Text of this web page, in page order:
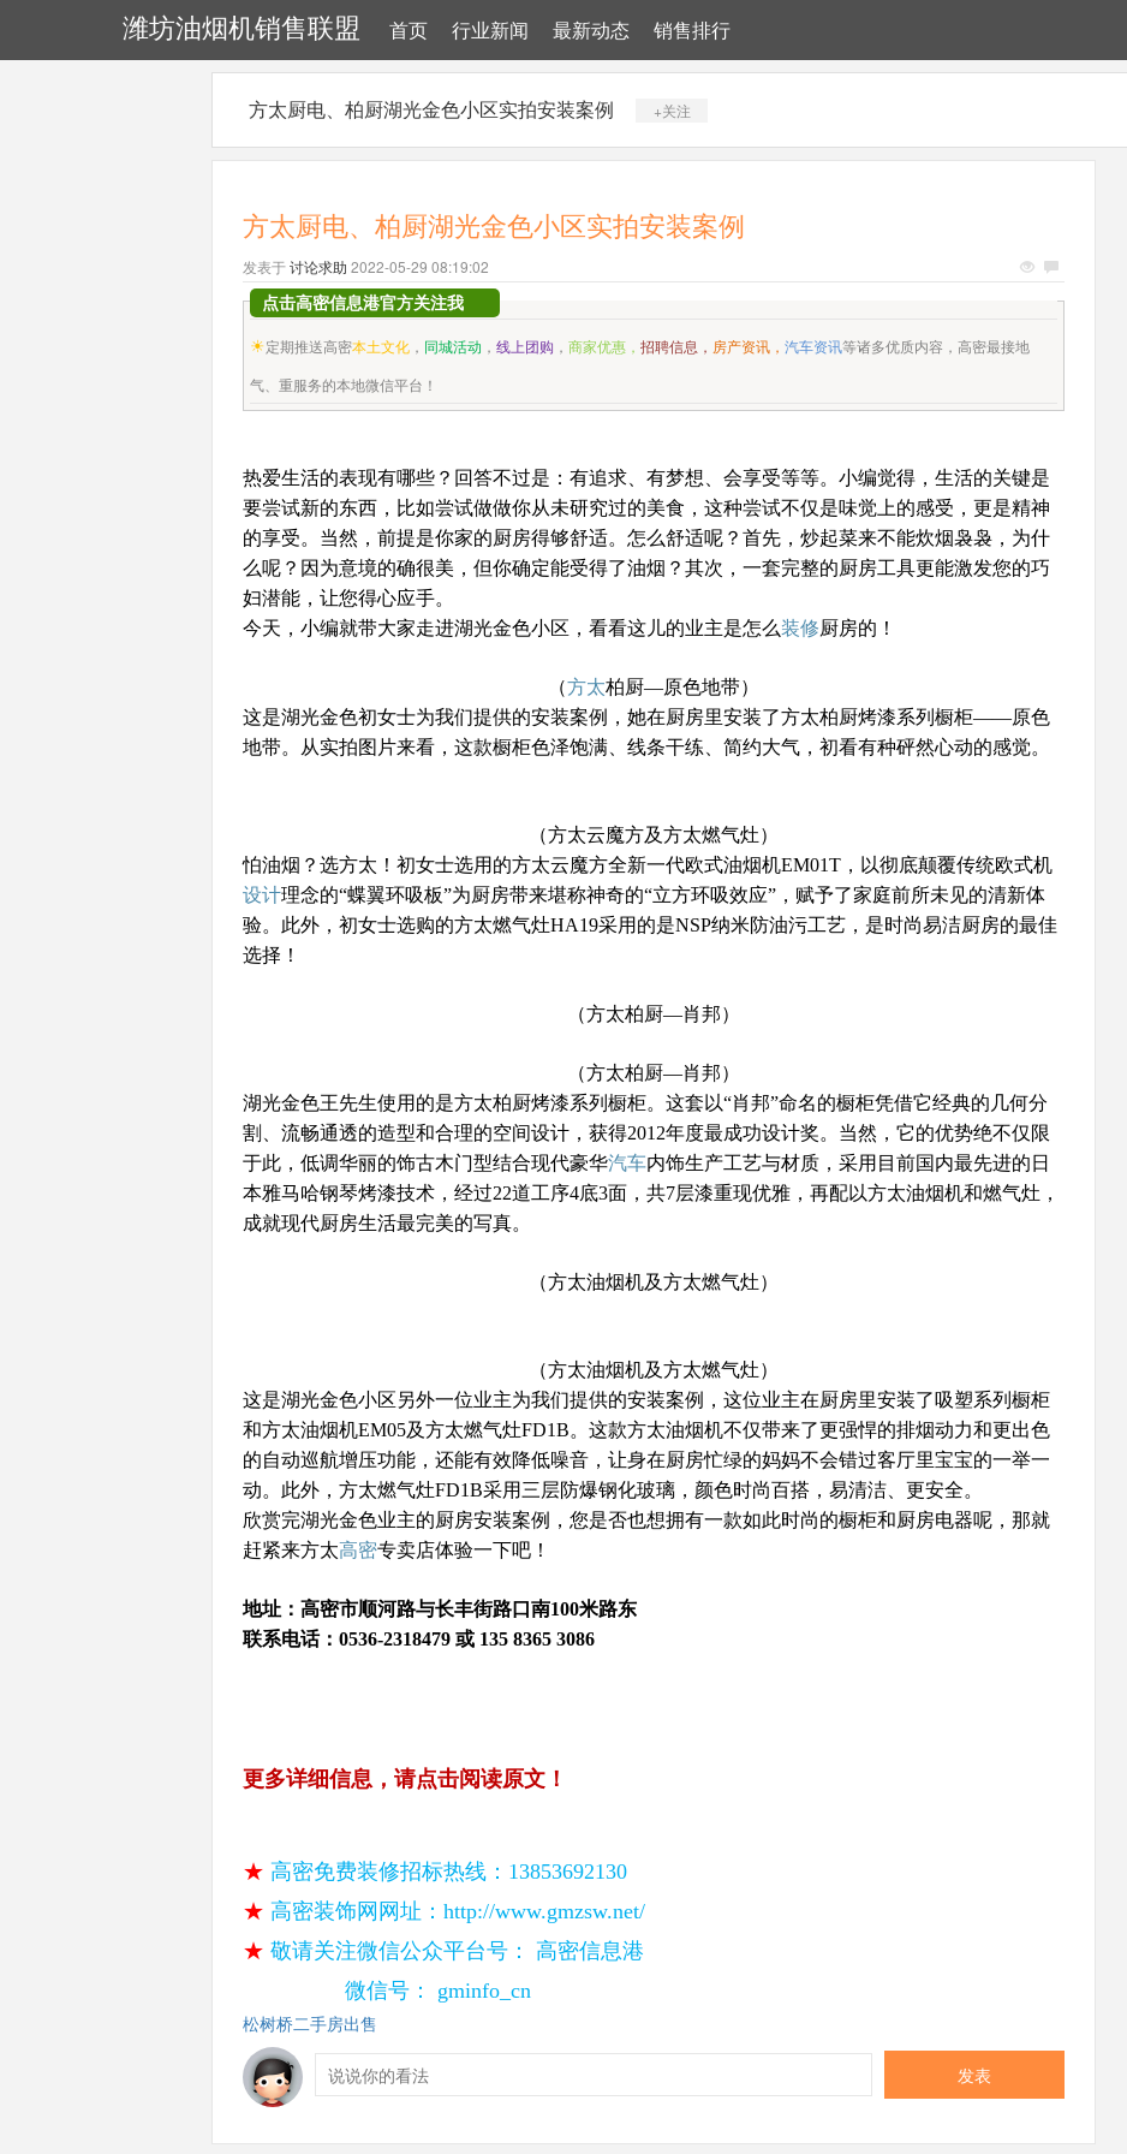
潍坊油烟机销售联盟 首页 行业新闻 最新动态 销售排行
方太厨电、柏厨湖光金色小区实拍安装案例 +关注
方太厨电、柏厨湖光金色小区实拍安装案例
发表于讨论求助 2022-05-29 08:19:02
点击高密信息港官方关注我
☀定期推送高密本土文化 ， 同城活动 ，线上团购 ，商家优惠，招聘信息， 房产资讯，汽车资讯等诸多优质内容，高密最接地
气、重服务的本地微信平台！
热爱生活的表现有哪些？回答不过是：有追求、有梦想、会享受等等。小编觉得，生活的关键是
要尝试新的东西，比如尝试做做你从未研究过的美食，这种尝试不仅是味觉上的感受，更是精神
的享受。当然，前提是你家的厨房得够舒适。怎么舒适呢？首先，炒起菜来不能炊烟袅袅，为什
么呢？因为意境的确很美，但你确定能受得了油烟？其次，一套完整的厨房工具更能激发您的巧
妇潜能，让您得心应手。
今天，小编就带大家走进湖光金色小区，看看这儿的业主是怎么装修厨房的！
（方太柏厨—原色地带）
这是湖光金色初女士为我们提供的安装案例，她在厨房里安装了方太柏厨烤漆系列橱柜——原色
地带。从实拍图片来看，这款橱柜色泽饱满、线条干练、简约大气，初看有种砰然心动的感觉。
（方太云魔方及方太燃气灶）
怕油烟？选方太！初女士选用的方太云魔方全新一代欧式油烟机EM01T，以彻底颠覆传统欧式机
设计理念的“蝶翼环吸板”为厨房带来堪称神奇的“立方环吸效应”，赋予了家庭前所未见的清新体
验。此外，初女士选购的方太燃气灶HA19采用的是NSP纳米防油污工艺，是时尚易洁厨房的最佳
选择！
（方太柏厨—肖邦）
（方太柏厨—肖邦）
湖光金色王先生使用的是方太柏厨烤漆系列橱柜。这套以“肖邦”命名的橱柜凭借它经典的几何分
割、流畅通透的造型和合理的空间设计，获得2012年度最成功设计奖。当然，它的优势绝不仅限
于此，低调华丽的饰古木门型结合现代豪华汽车内饰生产工艺与材质，采用目前国内最先进的日
本雅马哈钢琴烤漆技术，经过22道工序4底3面，共7层漆重现优雅，再配以方太油烟机和燃气灶，
成就现代厨房生活最完美的写真。
（方太油烟机及方太燃气灶）
（方太油烟机及方太燃气灶）
这是湖光金色小区另外一位业主为我们提供的安装案例，这位业主在厨房里安装了吸塑系列橱柜
和方太油烟机EM05及方太燃气灶FD1B。这款方太油烟机不仅带来了更强悍的排烟动力和更出色
的自动巡航增压功能，还能有效降低噪音，让身在厨房忙绿的妈妈不会错过客厅里宝宝的一举一
动。此外，方太燃气灶FD1B采用三层防爆钢化玻璃，颜色时尚百搭，易清洁、更安全。
欣赏完湖光金色业主的厨房安装案例，您是否也想拥有一款如此时尚的橱柜和厨房电器呢，那就
赶紧来方太高密专卖店体验一下吧！
地址：高密市顺河路与长丰街路口南100米路东
联系电话：0536-2318479 或 135 8365 3086
更多详细信息，请点击阅读原文！
★ 高密免费装修招标热线：13853692130
★ 高密装饰网网址：http://www.gmzsw.net/
★ 敬请关注微信公众平台号： 高密信息港
                 微信号： gminfo_cn
松树桥二手房出售
发表